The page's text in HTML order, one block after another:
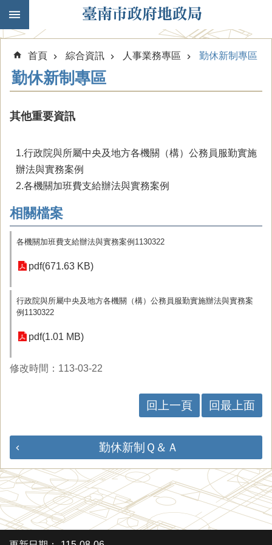
跳到主要內容區塊
首頁 綜合資訊 人事業務專區 勤休新制專區
勤休新制專區
其他重要資訊
1.行政院與所屬中央及地方各機關（構）公務員服勤實施
辦法與實務案例
2.各機關加班費支給辦法與實務案例
相關檔案
各機關加班費支給辦法與實務案例1130322
pdf(671.63 KB)
行政院與所屬中央及地方各機關（構）公務員服勤實施辦法與實務案
例1130322
pdf(1.01 MB)
修改時間：113-03-22
回上一頁 回最上面
勤休新制Ｑ＆Ａ